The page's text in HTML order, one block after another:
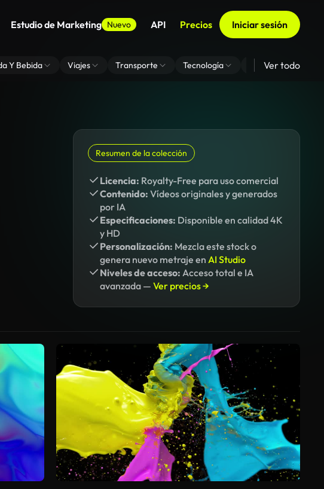
Estudio de Marketing Nuevo API Precios Iniciar sesión
Y Bebida Viajes Transporte Tecnología Zoom De Fondo
Ver todo
Resumen de la colección
Licencia: Royalty-Free para uso comercial
Contenido: Vídeos originales y generados
por IA
Especificaciones: Disponible en calidad 4K
y HD
Personalización: Mezcla este stock o
genera nuevo metraje en AI Studio
Niveles de acceso: Acceso total e IA
avanzada — Ver precios →